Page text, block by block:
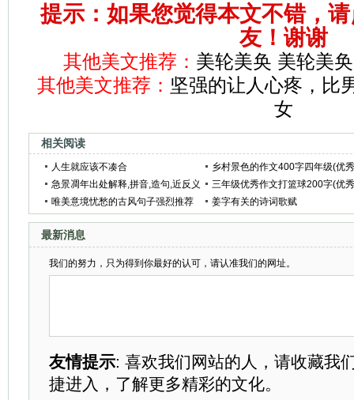
提示：如果您觉得本文不错，
友！谢谢
其他美文推荐： 美轮美奂 美轮美
其他美文推荐： 坚强的让人心疼，比
女
相关阅读
人生就应该不凑合
乡村景色的作文400字四年级(优
范文7篇)
急景凋年出处解释,拼音,造句,近反义
词
三年级优秀作文打篮球200字(优
范文3篇)
唯美意境忧愁的古风句子强烈推荐
姜字有关的诗词歌赋
最新消息
我们的努力，只为得到你最好的认可，请认准我们的网址。
友情提示: 喜欢我们网站的人，请收藏我
捷进入，了解更多精彩的文化。